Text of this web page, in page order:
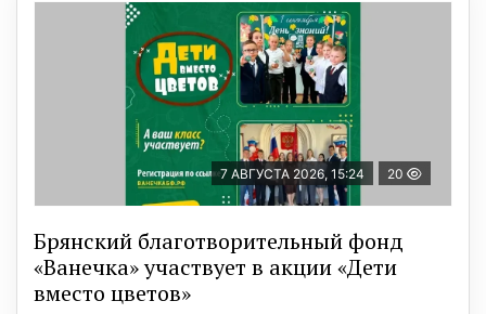
7 АВГУСТА 2026, 15:24 20
Брянский благотворительный фонд
«Ванечка» участвует в акции «Дети
вместо цветов»